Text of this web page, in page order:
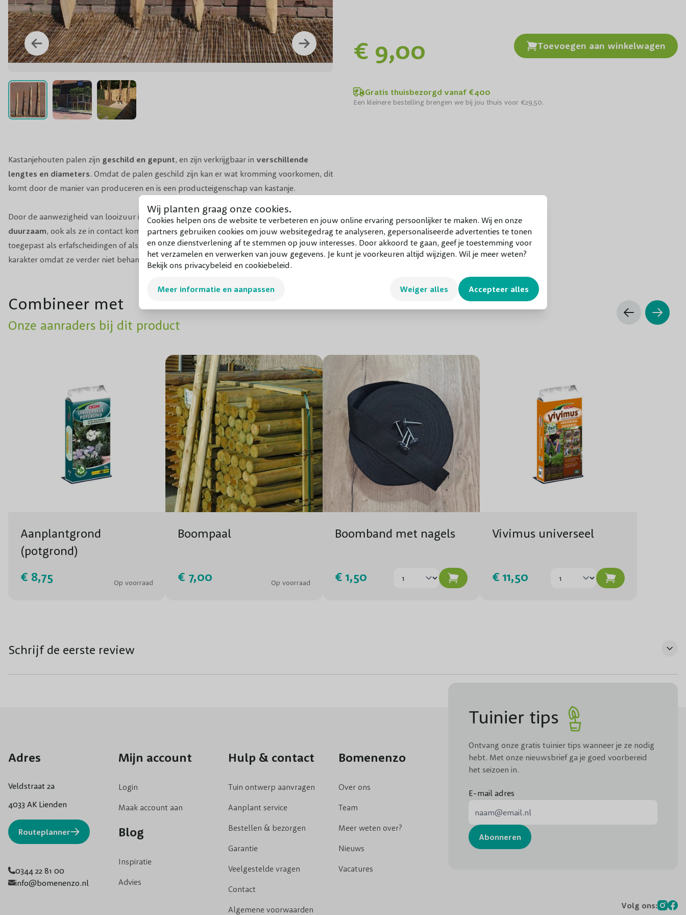
Wij planten graag onze cookies.
Cookies helpen ons de website te verbeteren en jouw online ervaring persoonlijker te maken. Wij en onze
partners gebruiken cookies om jouw websitegedrag te analyseren, gepersonaliseerde advertenties te tonen
en onze dienstverlening af te stemmen op jouw interesses. Door akkoord te gaan, geef je toestemming voor
het verzamelen en verwerken van jouw gegevens. Je kunt je voorkeuren altijd wijzigen. Wil je meer weten?
Bekijk ons privacybeleid en cookiebeleid.
Meer informatie en aanpassen Weiger alles Accepteer alles
€ 9,00 Toevoegen aan winkelwagen
Gratis thuisbezorgd vanaf €400
Een kleinere bestelling brengen we bij jou thuis voor €29,50.
Kastanjehouten palen zijn geschild en gepunt, en zijn verkrijgbaar in verschillende
lengtes en diameters. Omdat de palen geschild zijn kan er wat kromming voorkomen, dit
komt door de manier van produceren en is een producteigenschap van kastanje.
Door de aanwezigheid van looizuur in kastanjehout zijn de kastanjepalen heel erg
duurzaam, ook als ze in contact komen met de grond. Kastanjepalen worden doorgaans
toegepast als erfafscheidingen of als boompalen. Kastanjepalen behouden hun natuurlijke
karakter omdat ze verder niet behandeld zijn.
Combineer met
Onze aanraders bij dit product
Aanplantgrond
(potgrond)
€ 8,75
Op voorraad
Boompaal
€ 7,00 Op voorraad
Boomband met nagels
€ 1,50
Vivimus universeel
€ 11,50
Schrijf de eerste review
Adres
Veldstraat 2a
4033 AK Lienden
Routeplanner
0344 22 81 00
info@bomenenzo.nl
Mijn account
Login
Maak account aan
Blog
Inspiratie
Advies
Hulp & contact
Tuin ontwerp aanvragen
Aanplant service
Bestellen & bezorgen
Garantie
Veelgestelde vragen
Contact
Algemene voorwaarden
Bomenenzo
Over ons
Team
Meer weten over?
Nieuws
Vacatures
Tuinier tips
Ontvang onze gratis tuinier tips wanneer je ze nodig
hebt. Met onze nieuwsbrief ga je goed voorbereid
het seizoen in.
E-mail adres
Abonneren
Volg ons: